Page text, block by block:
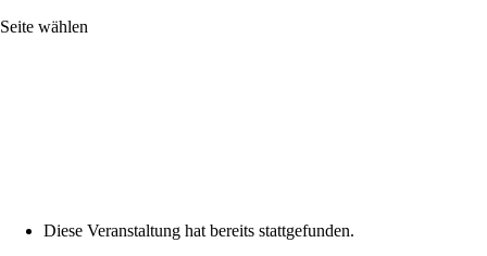
Seite wählen
Diese Veranstaltung hat bereits stattgefunden.